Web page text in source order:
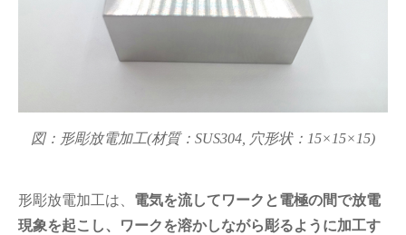
図：形彫放電加工(材質：SUS304, 穴形状：15×15×15)
形彫放電加工は、 電気を流してワークと電極の間で放電
現象を起こし、ワークを溶かしながら彫るように加工す